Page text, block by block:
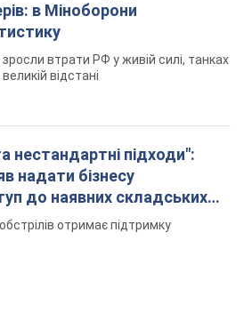
в Міноборони
втрати РФ у живій силі, танках
відстані
нестандартні підходи":
надати бізнесу
до наявних складських
отримає підтримку